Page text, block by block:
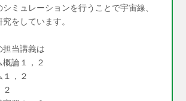
ミュレーションを行うことで宇宙線、
をしています。
担当講義は
論１，２
，２